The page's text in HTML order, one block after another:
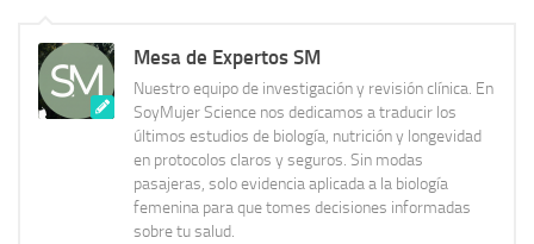
Mesa de Expertos SM
Nuestro equipo de investigación y revisión clínica. En
SoyMujer Science nos dedicamos a traducir los
últimos estudios de biología, nutrición y longevidad
en protocolos claros y seguros. Sin modas
pasajeras, solo evidencia aplicada a la biología
femenina para que tomes decisiones informadas
sobre tu salud.